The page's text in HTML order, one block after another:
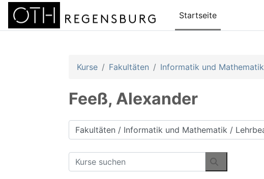
Zum Hauptinhalt
Startseite
Kurse Fakultäten Informatik und Mathematik
Feeß, Alexander
Kursbereiche
Kurse suchen
Kurse suchen